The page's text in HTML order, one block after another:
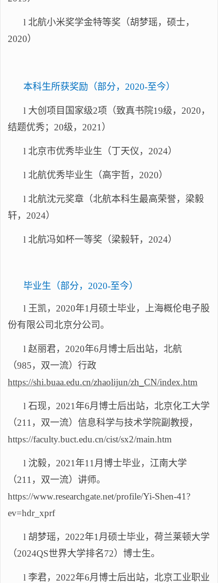
l 北航小米奖学金特等奖（胡梦瑶， 硕士，
2020）
本科生所获奖励（部分， 2020-至今）
l 大创项目国家级2项（致真书院19级，2020，
结题优秀； 20级，2021）
l 北京市优秀毕业生（丁天仪， 2024）
l 北航优秀毕业生（高宇哲， 2020）
l 北航沈元奖章（北航本科生最高荣誉，梁毅
轩， 2024）
l 北航冯如杯一等奖（梁毅轩， 2024）
毕业生（部分， 2020-至今）
l 王凯， 2020年1月硕士毕业，上海概伦电子股
份有限公司北京分公司。
l 赵丽君， 2020年6月博士后出站，北航
（985，双一流）行政
https://shi.buaa.edu.cn/zhaolijun/zh_CN/index.htm
l 石现， 2021年6月博士后出站，北京化工大学
（211，双一流） 信息科学与技术学院副教授，
https://faculty.buct.edu.cn/cist/sx2/main.htm
l 沈毅， 2021年11月博士毕业，江南大学
（211，双一流） 讲师。
https://www.researchgate.net/profile/Yi-Shen-41?
ev=hdr_xprf
l 胡梦瑶， 2022年1月硕士毕业，荷兰莱顿大学
（2024QS世界大学排名72）博士生。
l 李君， 2022年6月博士后出站， 北京工业职业